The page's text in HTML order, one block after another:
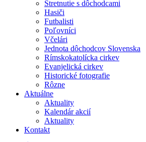
Stretnutie s dôchodcami
Hasiči
Futbalisti
Poľovníci
Včelári
Jednota dôchodcov Slovenska
Rímskokatolícka cirkev
Evanjelická cirkev
Historické fotografie
Rôzne
Aktuálne
Aktuality
Kalendár akcií
Aktuality
Kontakt